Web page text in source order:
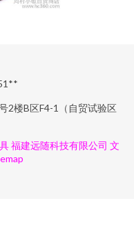
2楼B区F4-1（自贸试验区
福建远随科技有限公司 文